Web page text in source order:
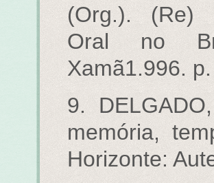
(Org.). (Re)
Oral no
Xamã1.996.
9.
memória,
Horizonte: